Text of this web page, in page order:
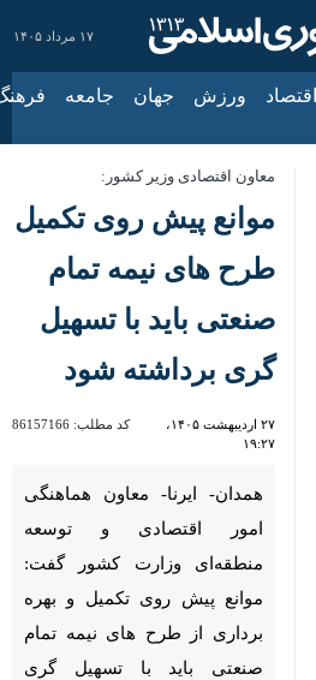
۱۷ مرداد ۱۴۰۵
اقتصاد ورزش جهان جامعه فرهنگ
معاون اقتصادی وزیر کشور:
موانع پیش روی تکمیل
طرح های نیمه تمام
صنعتی باید با تسهیل
گری برداشته شود
۲۷ اردیبهشت ۱۴۰۵،
۱۹:۲۷
کد مطلب: 86157166
همدان- ایرنا- معاون هماهنگی
امور اقتصادی و توسعه
منطقه‌ای وزارت کشور گفت:
موانع پیش روی تکمیل و بهره
برداری از طرح های نیمه تمام
صنعتی باید با تسهیل گری